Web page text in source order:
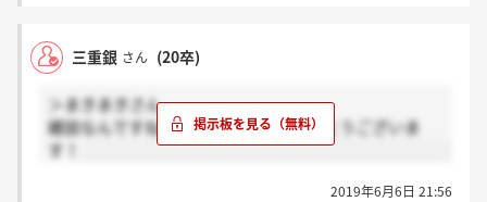
三重銀 さん (20卒)
＞まきまきさん
雑談なんですね～教えてくれてありがとうございま
す！
2019年6月6日 21:56